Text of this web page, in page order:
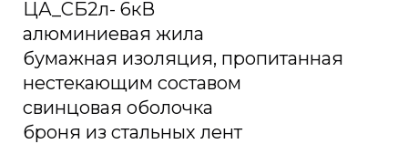
ЦА_СБ2л- 6кВ
алюминиевая жила
бумажная изоляция, пропитанная
нестекающим составом
свинцовая оболочка
броня из стальных лент